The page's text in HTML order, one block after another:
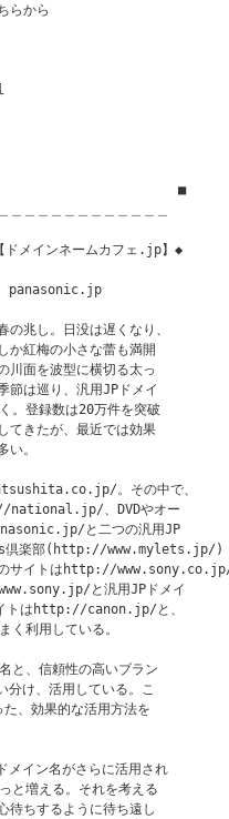
らから
インネームカフェ.jp】◆
panasonic.jp
兆し。日没は遅くなり、
か紅梅の小さな蕾も満開
川面を波型に横切る太っ
節は巡り、汎用JPドメイ
。登録数は20万件を突破
てきたが、最近では効果
。
。その中で、
national.jp/、DVDやオー
と二つの汎用JP
倶楽部(http://www.mylets.jp/)
のサイトはhttp://
と汎用JPドメイ
イトはhttp://canon.jp/と、
く利用している。
、信頼性の高いブラン
け、活用している。こ
、効果的な活用方法を
イン名がさらに活用され
と増える。それを考える
待ちするように待ち遠し